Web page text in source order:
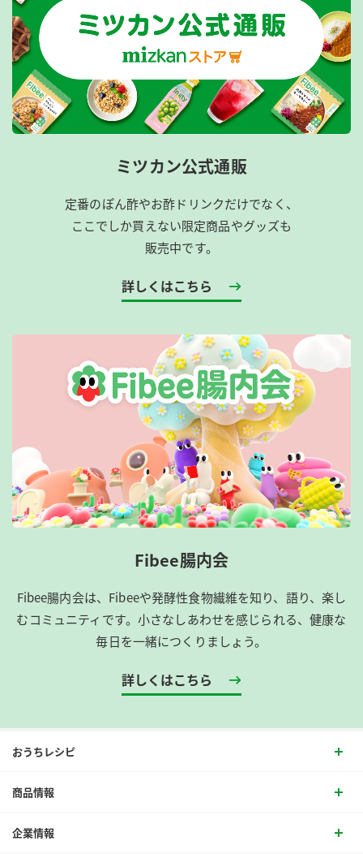
ミツカン公式通販
定番のぽん酢やお酢ドリンクだけでなく、
ここでしか買えない限定商品やグッズも
販売中です。
詳しくはこちら
Fibee腸内会
Fibee腸内会は、​Fibeeや発酵性食物繊維を知り、語り、楽し
むコミュニティです。​小さなしあわせを感じられる、健康な
毎日を一緒につくりましょう。
詳しくはこちら
おうちレシピ
商品情報
企業情報